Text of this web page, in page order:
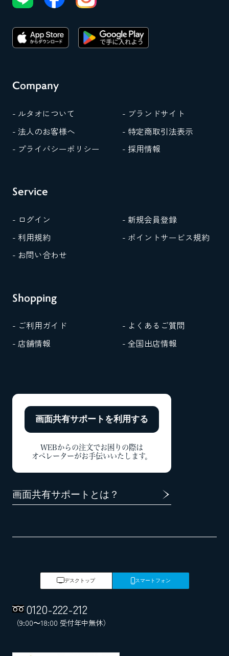
Company
- ルタオについて
- ブランドサイト
- 法人のお客様へ
- 特定商取引法表示
- プライバシーポリシー
- 採用情報
Service
- ログイン
- 新規会員登録
- 利用規約
- ポイントサービス規約
- お問い合わせ
Shopping
- ご利用ガイド
- よくあるご質問
- 店舗情報
- 全国出店情報
画面共有サポートを利用する
WEBからの注文でお困りの際は
オペレーターがお手伝いいたします。
画面共有サポートとは？
デスクトップ スマートフォン
0120-222-212
（9:00～18:00 受付年中無休）